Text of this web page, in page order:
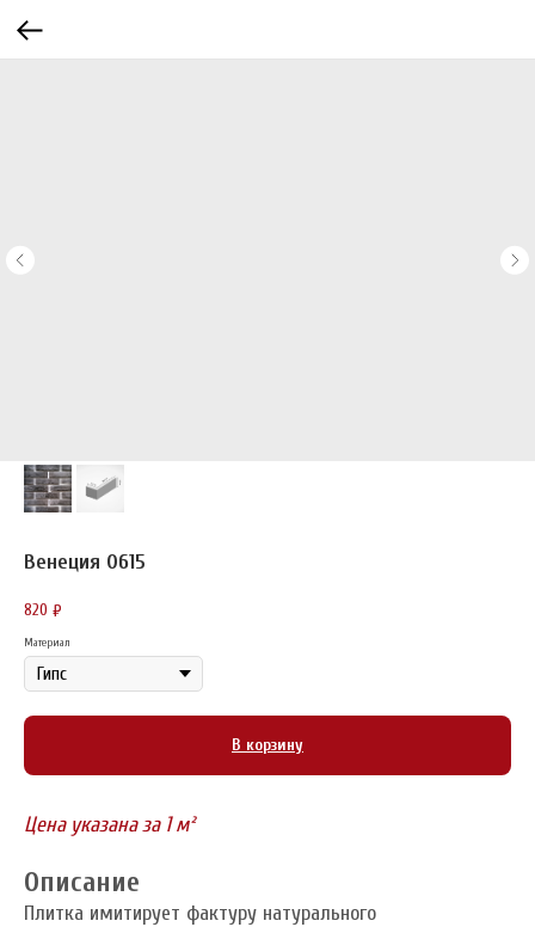
Венеция 0615
820 ₽
Материал
В корзину
Цена указана за 1 м²
Описание
Плитка имитирует фактуру натурального